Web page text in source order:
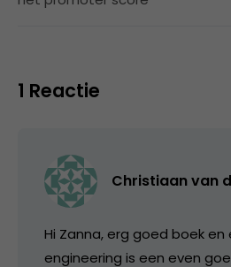
1 Reactie
Christiaan van
Hi Zanna, erg goed boek en
engineering is een even